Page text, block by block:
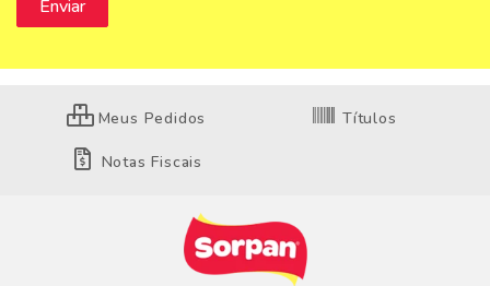
Meus Pedidos Títulos
Notas Fiscais